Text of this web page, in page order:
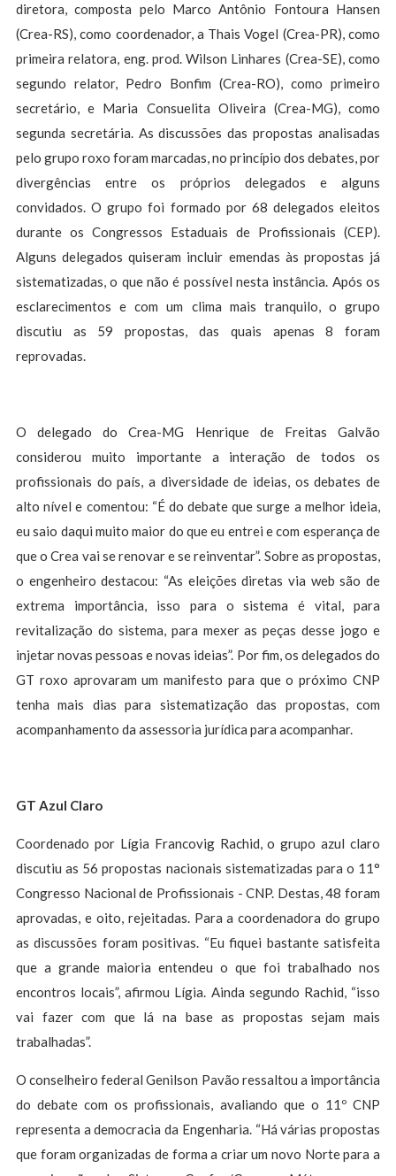
diretora, composta pelo Marco Antônio Fontoura Hansen
(Crea-RS), como coordenador, a Thais Vogel (Crea-PR), como
primeira relatora, eng. prod. Wilson Linhares (Crea-SE), como
segundo relator, Pedro Bonfim (Crea-RO), como primeiro
secretário, e Maria Consuelita Oliveira (Crea-MG), como
segunda secretária. As discussões das propostas analisadas
pelo grupo roxo foram marcadas, no princípio dos debates, por
divergências entre os próprios delegados e alguns
convidados. O grupo foi formado por 68 delegados eleitos
durante os Congressos Estaduais de Profissionais (CEP).
Alguns delegados quiseram incluir emendas às propostas já
sistematizadas, o que não é possível nesta instância. Após os
esclarecimentos e com um clima mais tranquilo, o grupo
discutiu as 59 propostas, das quais apenas 8 foram
reprovadas.
O delegado do Crea-MG Henrique de Freitas Galvão
considerou muito importante a interação de todos os
profissionais do país, a diversidade de ideias, os debates de
alto nível e comentou: “É do debate que surge a melhor ideia,
eu saio daqui muito maior do que eu entrei e com esperança de
que o Crea vai se renovar e se reinventar”. Sobre as propostas,
o engenheiro destacou: “As eleições diretas via web são de
extrema importância, isso para o sistema é vital, para
revitalização do sistema, para mexer as peças desse jogo e
injetar novas pessoas e novas ideias”. Por fim, os delegados do
GT roxo aprovaram um manifesto para que o próximo CNP
tenha mais dias para sistematização das propostas, com
acompanhamento da assessoria jurídica para acompanhar.
GT Azul Claro
Coordenado por Lígia Francovig Rachid, o grupo azul claro
discutiu as 56 propostas nacionais sistematizadas para o 11°
Congresso Nacional de Profissionais - CNP. Destas, 48 foram
aprovadas, e oito, rejeitadas. Para a coordenadora do grupo
as discussões foram positivas. “Eu fiquei bastante satisfeita
que a grande maioria entendeu o que foi trabalhado nos
encontros locais”, afirmou Lígia. Ainda segundo Rachid, “isso
vai fazer com que lá na base as propostas sejam mais
trabalhadas”.
O conselheiro federal Genilson Pavão ressaltou a importância
do debate com os profissionais, avaliando que o 11º CNP
representa a democracia da Engenharia. “Há várias propostas
que foram organizadas de forma a criar um novo Norte para a